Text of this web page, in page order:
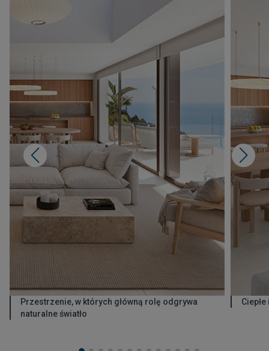
Przestrzenie, w których główną rolę odgrywa
naturalne światło